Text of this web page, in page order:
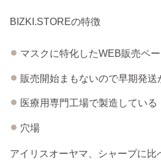
BIZKI.STOREの特徴
マスクに特化したWEB販売ペ
販売開始まもないので早期発送
医療用専門工場で製造している
穴場
アイリスオーヤマ、シャープに比